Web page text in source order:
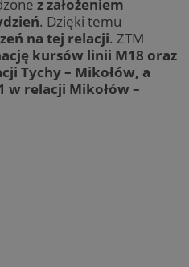
z założeniem
. Dzięki temu
na tej relacji. ZTM
kursów linii M18 oraz
Tychy – Mikołów, a
w relacji Mikołów –